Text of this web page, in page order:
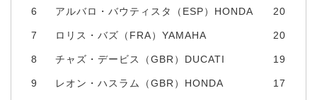
6 アルバロ・バウティスタ（ESP）HONDA 20
7 ロリス・バズ（FRA）YAMAHA 20
8 チャズ・デービス（GBR）DUCATI 19
9 レオン・ハスラム（GBR）HONDA 17